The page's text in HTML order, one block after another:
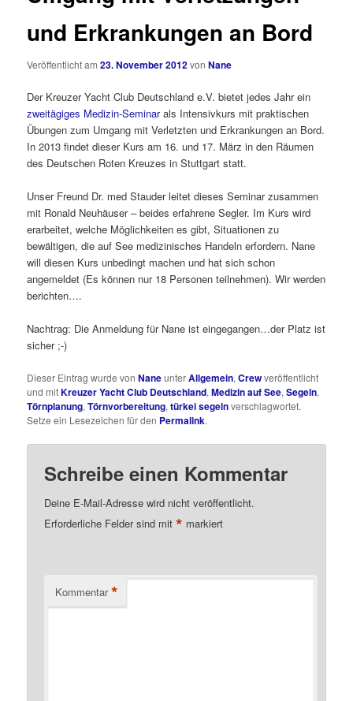
und Erkrankungen an Bord
Veröffentlicht am23. November 2012vonNane
Der Kreuzer Yacht Club Deutschland e.V. bietet jedes Jahr ein
zweitägiges Medizin-Seminarals Intensivkurs mit praktischen
Übungen zum Umgang mit Verletzten und Erkrankungen an Bord.
In 2013 findet dieser Kurs am 16. und 17. März in den Räumen
des Deutschen Roten Kreuzes in Stuttgart statt.
Unser Freund Dr. med Stauder leitet dieses Seminar zusammen
mit Ronald Neuhäuser – beides erfahrene Segler. Im Kurs wird
erarbeitet, welche Möglichkeiten es gibt, Situationen zu
bewältigen, die auf See medizinisches Handeln erfordern. Nane
will diesen Kurs unbedingt machen und hat sich schon
angemeldet (Es können nur 18 Personen teilnehmen). Wir werden
berichten….
Nachtrag: Die Anmeldung für Nane ist eingegangen…der Platz ist
sicher ;-)
Dieser Eintrag wurde vonNaneunterAllgemein,Crewveröffentlicht
und mitKreuzer Yacht Club Deutschland,Medizin auf See,Segeln,
Törnplanung,Törnvorbereitung,türkei segelnverschlagwortet.
Setze ein Lesezeichen für den Permalink.
Schreibe einen Kommentar
Deine E-Mail-Adresse wird nicht veröffentlicht.
Erforderliche Felder sind mit* markiert
Kommentar *